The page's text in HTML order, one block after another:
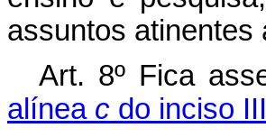
assuntos atinentes
Art. 8º Fica
alínea c do inciso